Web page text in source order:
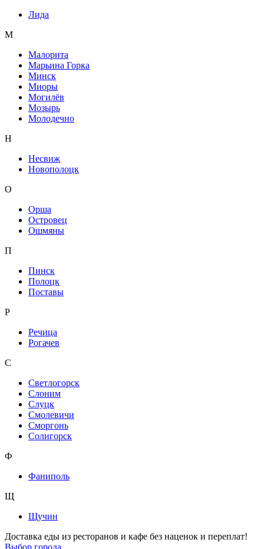
Лида
М
Малорита
Марьина Горка
Минск
Миоры
Могилёв
Мозырь
Молодечно
Н
Несвиж
Новополоцк
О
Орша
Островец
Ошмяны
П
Пинск
Полоцк
Поставы
Р
Речица
Рогачев
С
Светлогорск
Слоним
Слуцк
Смолевичи
Сморгонь
Солигорск
Ф
Фаниполь
Щ
Щучин
Доставка еды из ресторанов и кафе без наценок и переплат!
Выбор города